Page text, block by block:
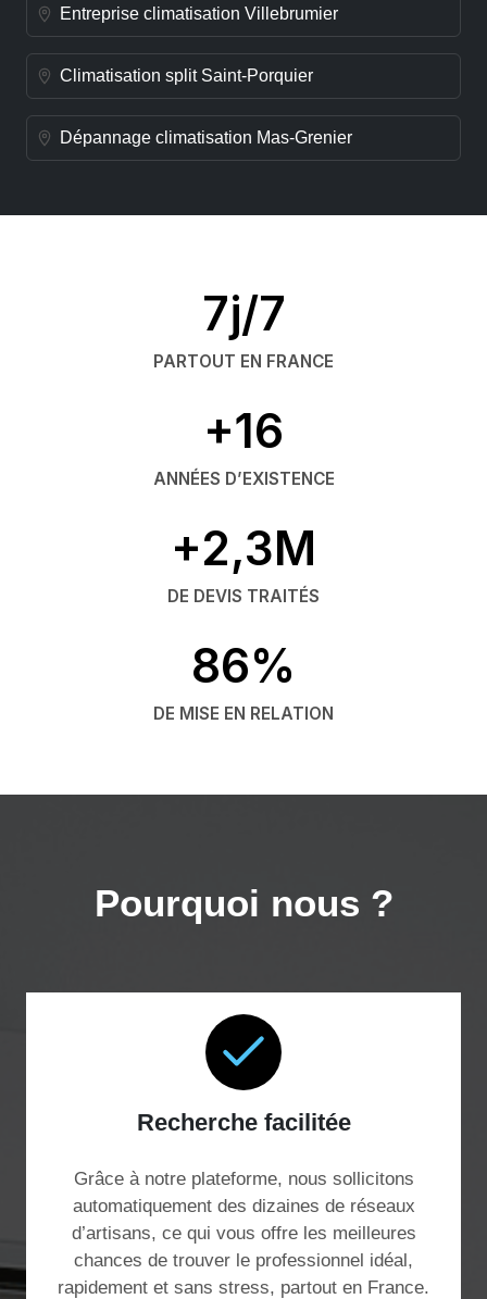
Entreprise climatisation Villebrumier
Climatisation split Saint-Porquier
Dépannage climatisation Mas-Grenier
7j/7
PARTOUT EN FRANCE
+16
ANNÉES D’EXISTENCE
+2,3M
DE DEVIS TRAITÉS
86%
DE MISE EN RELATION
Pourquoi nous ?
Recherche facilitée
Grâce à notre plateforme, nous sollicitons
automatiquement des dizaines de réseaux
d’artisans, ce qui vous offre les meilleures
chances de trouver le professionnel idéal,
rapidement et sans stress, partout en France.